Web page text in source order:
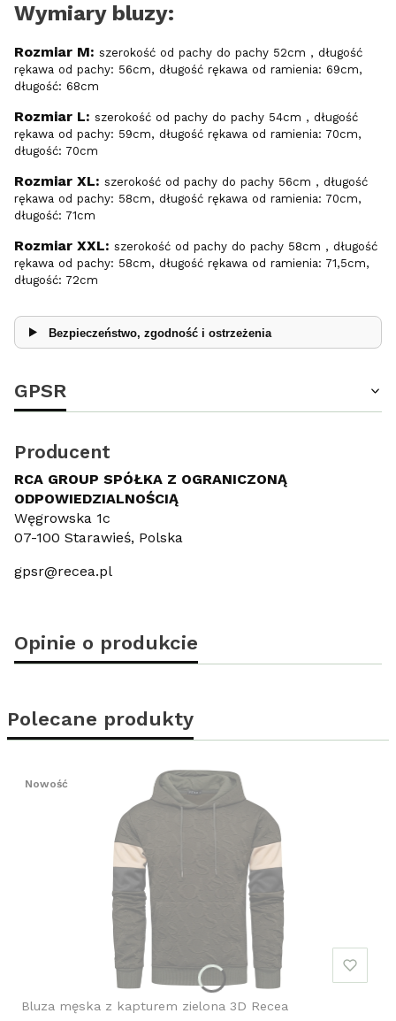
Wymiary bluzy:
Rozmiar M: szerokość od pachy do pachy 52cm , długość
rękawa od pachy: 56cm, długość rękawa od ramienia: 69cm,
długość: 68cm
Rozmiar L: szerokość od pachy do pachy 54cm , długość
rękawa od pachy: 59cm, długość rękawa od ramienia: 70cm,
długość: 70cm
Rozmiar XL: szerokość od pachy do pachy 56cm , długość
rękawa od pachy: 58cm, długość rękawa od ramienia: 70cm,
długość: 71cm
Rozmiar XXL: szerokość od pachy do pachy 58cm , długość
rękawa od pachy: 58cm, długość rękawa od ramienia: 71,5cm,
długość: 72cm
Bezpieczeństwo, zgodność i ostrzeżenia
GPSR
Producent
RCA GROUP SPÓŁKA Z OGRANICZONĄ
ODPOWIEDZIALNOŚCIĄ
Węgrowska 1c
07-100 Starawieś, Polska
gpsr@recea.pl
Opinie o produkcie
Polecane produkty
Nowość
Bluza męska z kapturem zielona 3D Recea